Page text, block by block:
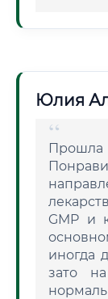
Юлия
Прошла
GMP и
иногда
зато